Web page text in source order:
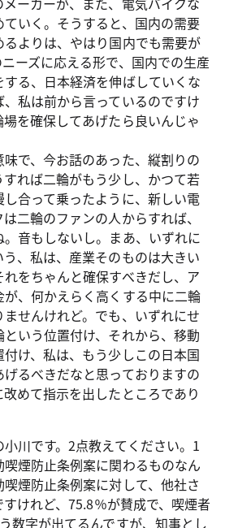
いく。そうすると、国内の需要
よりは、やはり国内でも需要が
ーズに応える形で、国内での生産
る、日本経済を伸ばしていくな
私は前から言っているのですけ
を確保してあげたら良いんじゃ
で、今お話のあった、縦割りの
れば二輪がもう少し、かつて若
合って乗ったように、新しい電
二輪のファンの人からすれば、
音もしないし。まあ、いずれに
、私は、産業そのものは大きい
をちゃんと確保すべきだし、ア
、何かえらく高くする中に二輪
せんけれど。でも、いずれにせ
いう位置付け、それから、移動
け、私は、もう少しこの日本国
るべきだなと思っておりますの
めて指示を出したところであり
小川です。2点教えてください。1
煙防止条例案に関わるものなん
煙防止条例案に対して、他社さ
けれど、75.8％が賛成で、喫煙者
数字が出てるんですが、知事とし